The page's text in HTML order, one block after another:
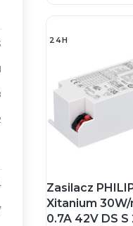
24H
Zasilacz
Xitanium 30W/
0.7A 42V DS S